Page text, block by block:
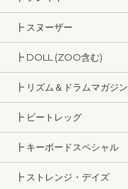
┣ スヌーザー
┣ DOLL (ZOO含む)
┣ リズム＆ドラムマガジン
┣ ビートレッグ
┣ キーボードスペシャル
┣ ストレンジ・デイズ